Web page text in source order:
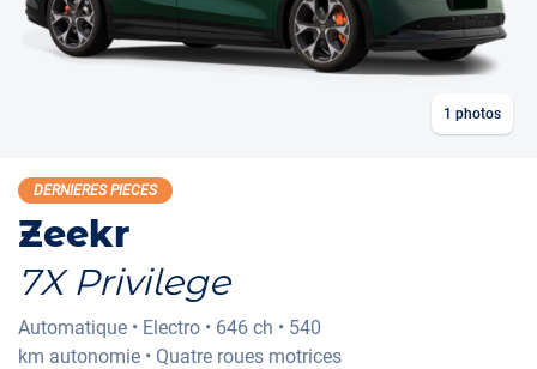
1 photos
DERNIERES PIECES
Zeekr
7X Privilege
Automatique • Electro • 646 ch • 540
km autonomie • Quatre roues motrices